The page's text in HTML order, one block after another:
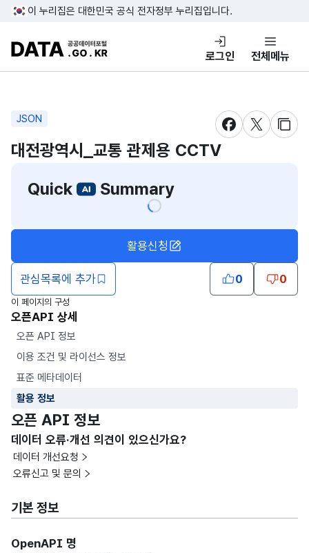
콘텐츠 바로가기
푸터 바로가기
이 누리집은 대한민국 공식 전자정부 누리집입니다.
DATA.GO.KR 공공데이터포털
로그인 전체메뉴
JSON
새창 열림새창 열림
새창
대전광역시_교통 관제용 CCTV
Quick
Summary
관심목록에 추가
활용신청
0 0
이 페이지의 구성
오픈API 상세
오픈 API 정보
이용 조건 및 라이선스 정보
표준 메타데이터
활용 정보
오픈 API 정보
데이터 오류·개선 의견이 있으신가요?
데이터 개선요청
오류신고 및 문의
기본 정보
OpenAPI 명